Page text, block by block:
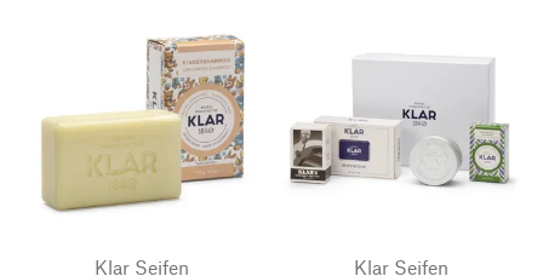
Klar Seifen
Klar Seifen